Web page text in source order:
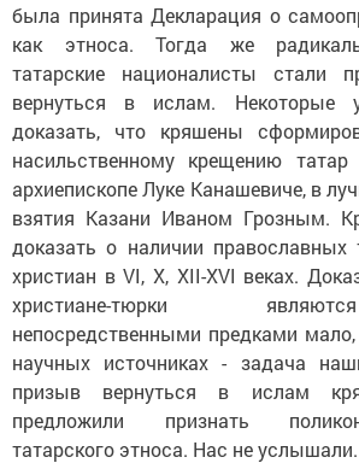
была принята Декларация о
как этноса. Тогда же
татарские националисты стали
вернуться в ислам. Некоторые
доказать, что кряшены
насильственному крещению
архиепископе Луке Канашевиче, в
взятия Казани Иваном Грозным.
доказать о наличии
христиан в VI, Х, ХII-ХVI веках.
христиане-тюрки
непосредственными предками
научных источниках - задача
призыв вернуться в ислам
предложили признать
татарского этноса. Нас не услышали.